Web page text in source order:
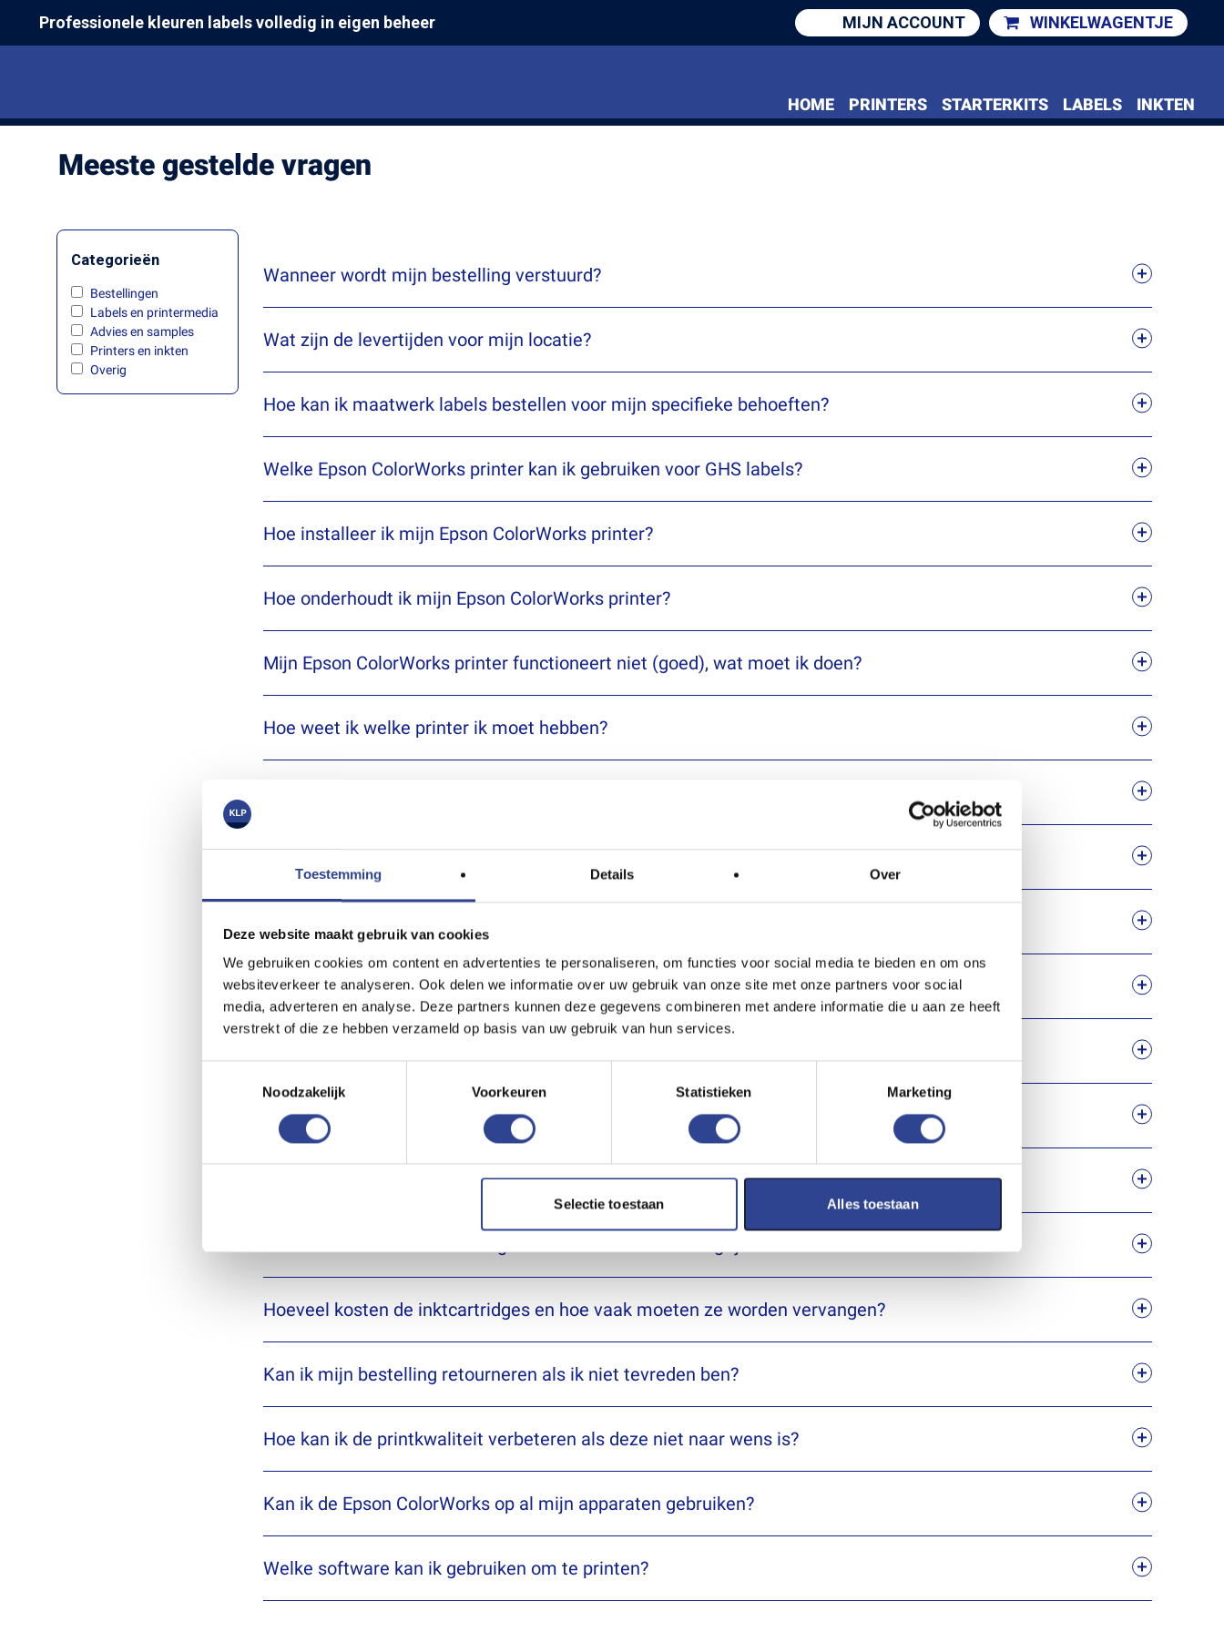
Toestemming Details Over
Deze website maakt gebruik van cookies
We gebruiken cookies om content en advertenties te personaliseren, om functies voor social media te bieden en om ons
websiteverkeer te analyseren. Ook delen we informatie over uw gebruik van onze site met onze partners voor social
media, adverteren en analyse. Deze partners kunnen deze gegevens combineren met andere informatie die u aan ze heeft
verstrekt of die ze hebben verzameld op basis van uw gebruik van hun services.
Noodzakelijk
Voorkeuren Statistieken Marketing
Selectie toestaan Alles toestaan
main
Professionele kleuren labels volledig in eigen beheer MIJN ACCOUNT WINKELWAGENTJE
HOME PRINTERS STARTERKITS LABELS INKTEN
Meeste gestelde vragen
Categorieën
Bestellingen
Labels en printermedia
Advies en samples
Printers en inkten
Overig
Wanneer wordt mijn bestelling verstuurd?
BEL ONS MAIL ONS
Wat zijn de levertijden voor mijn locatie?
BEL ONS MAIL ONS
Hoe kan ik maatwerk labels bestellen voor mijn specifieke behoeften?
BEL ONS MAIL ONS
Welke Epson ColorWorks printer kan ik gebruiken voor GHS labels?
BEL ONS MAIL ONS
Hoe installeer ik mijn Epson ColorWorks printer?
BEL ONS MAIL ONS
Hoe onderhoudt ik mijn Epson ColorWorks printer?
Mijn Epson ColorWorks printer functioneert niet (goed), wat moet ik doen?
Hoe weet ik welke printer ik moet hebben?
BEL ONS MAIL ONS
Kan ik de Epson ColorWorks printer ergens in het echt bekijken?
Kan ik ook andere merken van labels en inkt gebruiken in mijn Epson printer?
BEL ONS MAIL ONS
Wat zijn de voordelen van het printen van mijn eigen labels in plaats van ze te laten drukken?
BEL ONS MAIL ONS
Hoe kan ik een defect aan mijn Epson ColorWorks printer oplossen?
BEL ONS MAIL ONS
BEL ONS MAIL ONS
Hoeveel kosten de inktcartridges en hoe vaak moeten ze worden vervangen?
MAIL ONS
Kan ik mijn bestelling retourneren als ik niet tevreden ben?
Hoe kan ik de printkwaliteit verbeteren als deze niet naar wens is?
Kan ik de Epson ColorWorks op al mijn apparaten gebruiken?
Welke software kan ik gebruiken om te printen?